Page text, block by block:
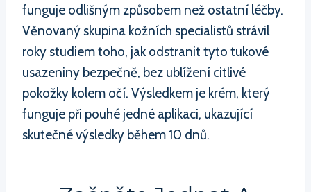
funguje odlišným způsobem než ostatní léčby.
Věnovaný skupina kožních specialistů strávil
roky studiem toho, jak odstranit tyto tukové
usazeniny bezpečně, bez ublížení citlivé
pokožky kolem očí. Výsledkem je krém, který
funguje při pouhé jedné aplikaci, ukazující
skutečné výsledky během 10 dnů.